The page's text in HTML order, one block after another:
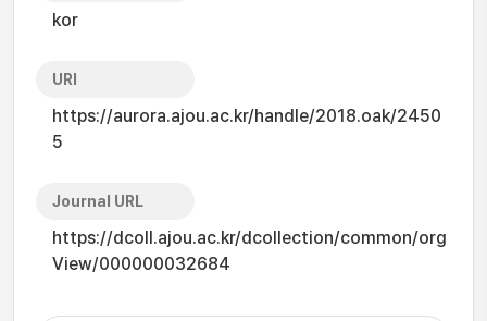
kor
URI
https://aurora.ajou.ac.kr/handle/2018.oak/2450
5
Journal URL
https://dcoll.ajou.ac.kr/dcollection/common/org
View/000000032684